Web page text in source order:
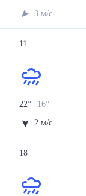
3 м/с
11
22° 16°
2 м/с
18